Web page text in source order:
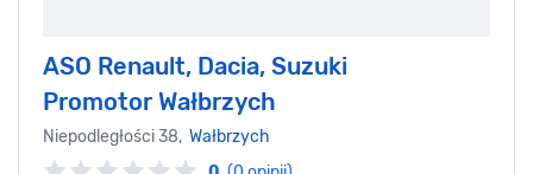
ASO Renault, Dacia, Suzuki
Promotor Wałbrzych
Niepodległości 38, Wałbrzych